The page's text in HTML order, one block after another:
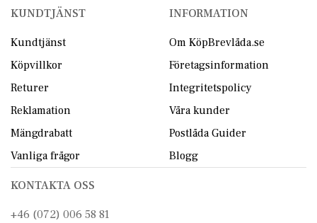
KUNDTJÄNST
Kundtjänst
Köpvillkor
Returer
Reklamation
Mängdrabatt
Vanliga frågor
INFORMATION
Om KöpBrevlåda.se
Företagsinformation
Integritetspolicy
Våra kunder
Postlåda Guider
Blogg
KONTAKTA OSS
+46 (072) 006 58 81